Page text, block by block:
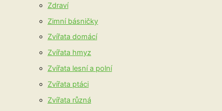
Zdraví
Zimní básničky
Zvířata domácí
Zvířata hmyz
Zvířata lesní a polní
Zvířata ptáci
Zvířata různá